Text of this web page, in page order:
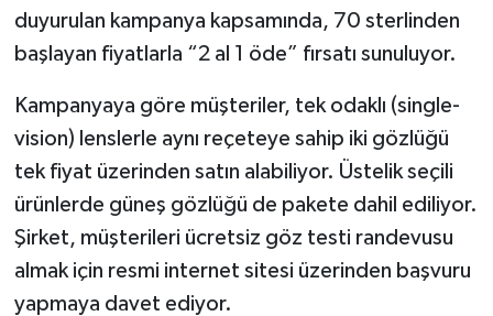
duyurulan kampanya kapsamında, 70 sterlinden
başlayan fiyatlarla “2 al 1 öde” fırsatı sunuluyor.
Kampanyaya göre müşteriler, tek odaklı (single-
vision) lenslerle aynı reçeteye sahip iki gözlüğü
tek fiyat üzerinden satın alabiliyor. Üstelik seçili
ürünlerde güneş gözlüğü de pakete dahil ediliyor.
Şirket, müşterileri ücretsiz göz testi randevusu
almak için resmi internet sitesi üzerinden başvuru
yapmaya davet ediyor.